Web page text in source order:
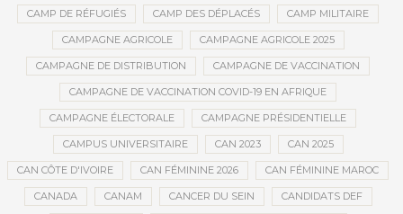
CAMP DE RÉFUGIÉS CAMP DES DÉPLACÉS CAMP MILITAIRE
CAMPAGNE AGRICOLE CAMPAGNE AGRICOLE 2025
CAMPAGNE DE DISTRIBUTION CAMPAGNE DE VACCINATION
CAMPAGNE DE VACCINATION COVID-19 EN AFRIQUE
CAMPAGNE ÉLECTORALE CAMPAGNE PRÉSIDENTIELLE
CAMPUS UNIVERSITAIRE CAN 2023 CAN 2025
CAN CÔTE D'IVOIRE CAN FÉMININE 2026 CAN FÉMININE MAROC
CANADA CANAM CANCER DU SEIN CANDIDATS DEF